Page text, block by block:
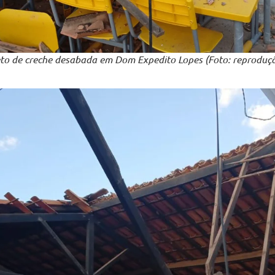
de creche desabada em Dom Expedito Lopes (Foto: